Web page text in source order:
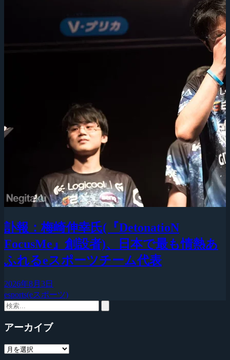
訃報：梅崎伸幸氏(『DetonatioN
FocusMe』創設者)、日本で最も情熱あ
ふれるeスポーツチーム代表
2026年8月3日
esports(eスポーツ)
アーカイブ